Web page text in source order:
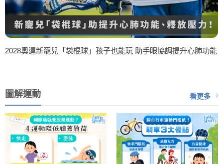
2028奧運新寵兒「袋棍球」孩子也能玩 助手眼協調提升心肺功能
圖解運動 看更多